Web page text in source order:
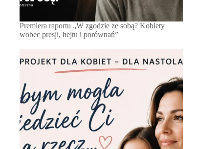
Premiera raportu „W zgodzie ze sobą? Kobiety
wobec presji, hejtu i porównań”